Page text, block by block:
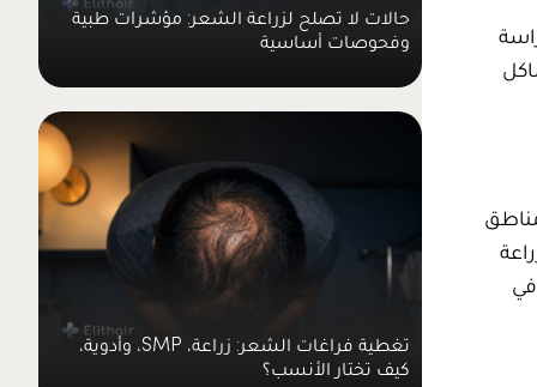
حالات لا تصلح لزراعة الشعر: مؤشرات طبية
وفحوصات أساسية
تغطية فراغات الشعر: زراعة، SMP، وأدوية،
كيف تختار الأنسب؟